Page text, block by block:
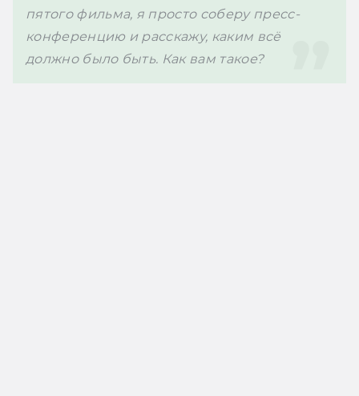
пятого фильма, я просто соберу пресс-
конференцию и расскажу, каким всё
должно было быть. Как вам такое?